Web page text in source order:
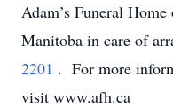
Adam’s Funeral
Manitoba in care of
2201 . For more
visit www.afh.ca